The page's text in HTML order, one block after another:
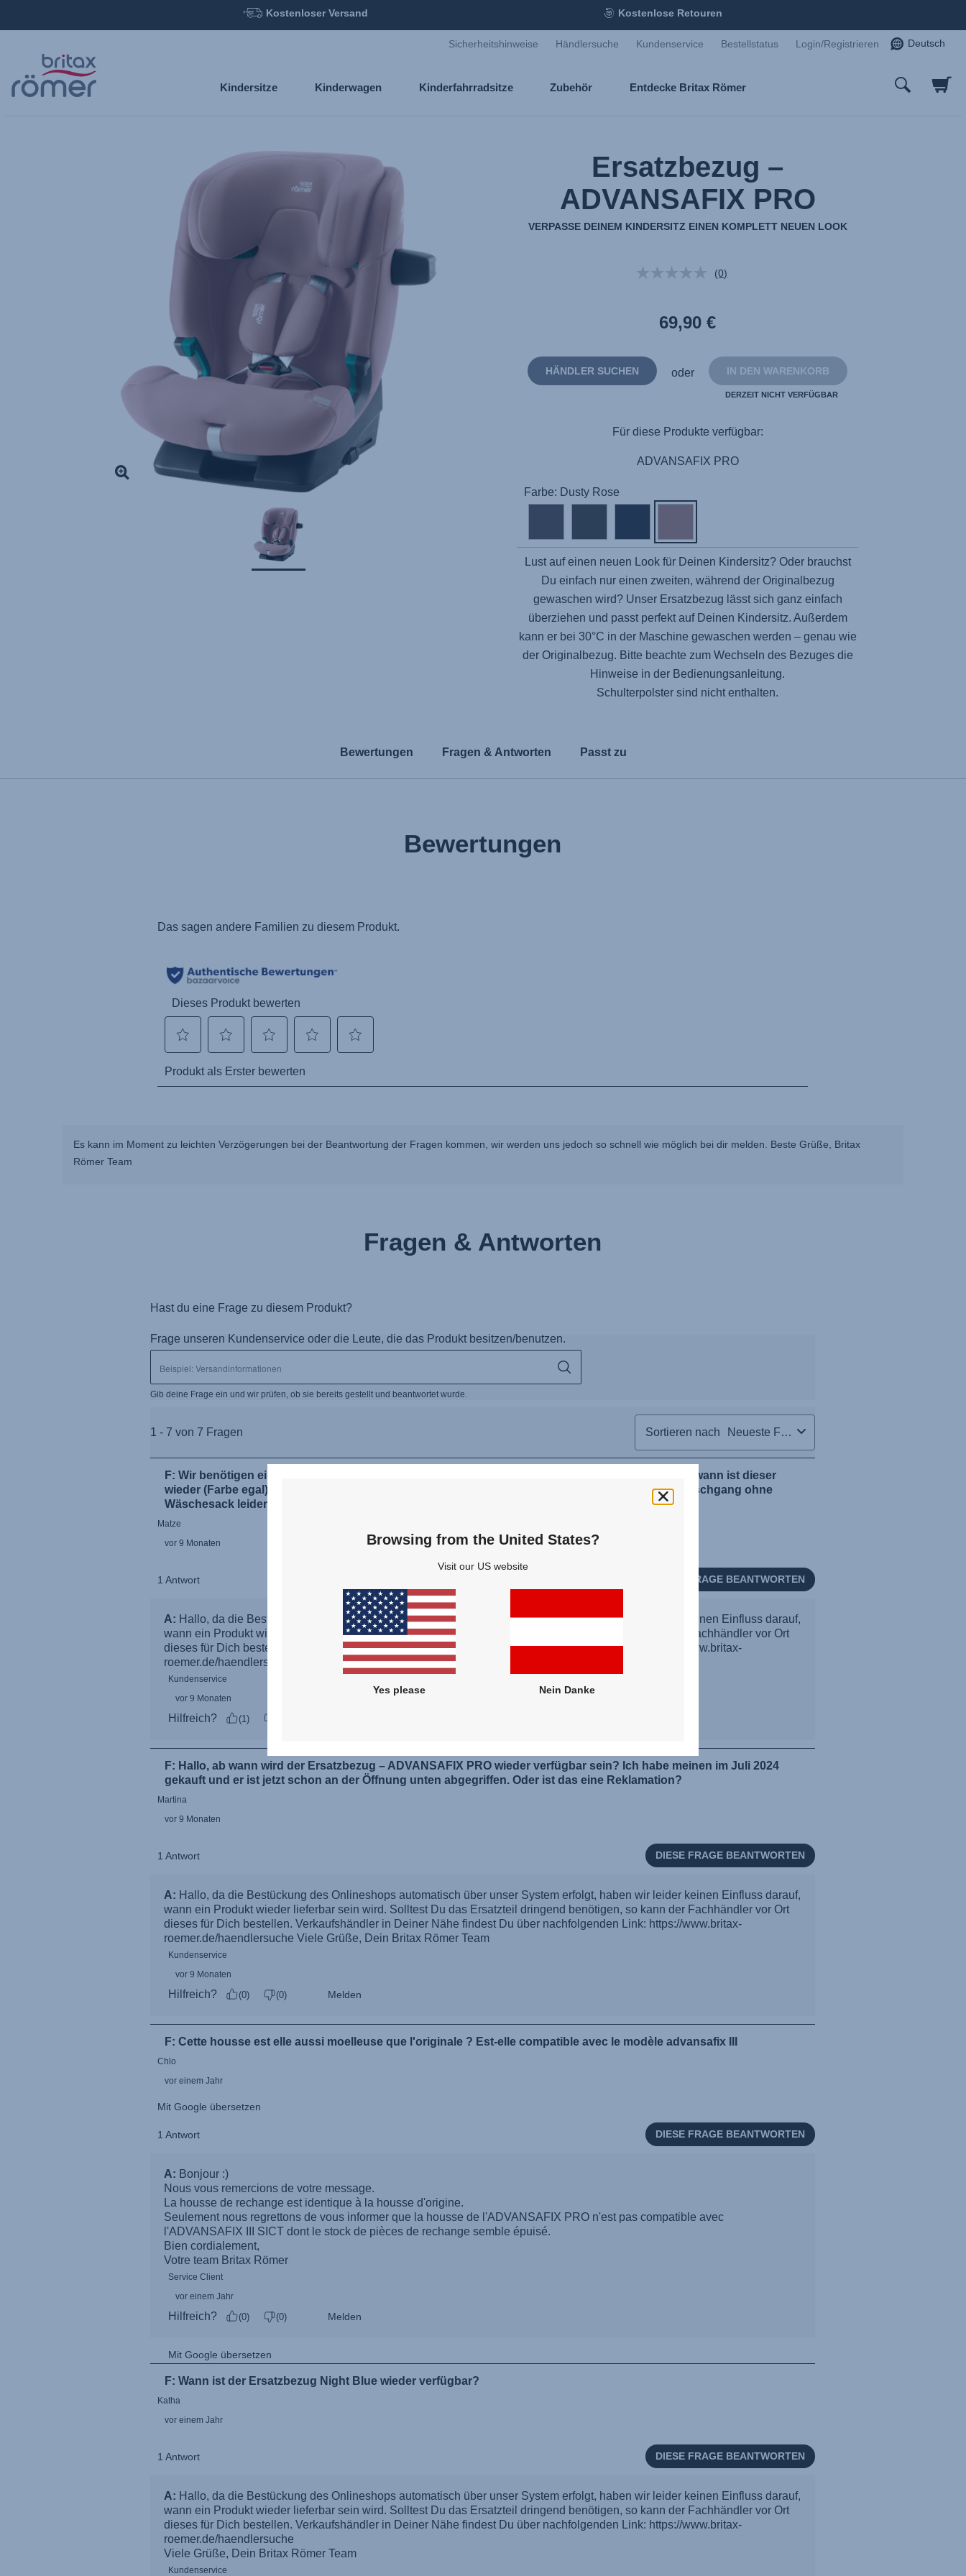
Hauptinhalt
springen
Kostenloser Versand Kostenlose Retouren
Sicherheitshinweise Händlersuche Kundenservice Bestellstatus Login/Registrieren Deutsch
Kindersitze Kinderwagen Kinderfahrradsitze Zubehör Entdecke Britax Römer
Ersatzbezug –
ADVANSAFIX PRO
VERPASSE DEINEM KINDERSITZ EINEN KOMPLETT NEUEN LOOK
Kein
derselben
(0)
69,90 €
IN DEN WARENKORB
DERZEIT NICHT VERFÜGBAR
oder
HÄNDLER SUCHEN
Für diese Produkte verfügbar:
ADVANSAFIX PRO
Farbe: Dusty Rose
Lust auf einen neuen Look für Deinen Kindersitz? Oder brauchst
Du einfach nur einen zweiten, während der Originalbezug
gewaschen wird? Unser Ersatzbezug lässt sich ganz einfach
überziehen und passt perfekt auf Deinen Kindersitz. Außerdem
kann er bei 30°C in der Maschine gewaschen werden – genau wie
der Originalbezug. Bitte beachte zum Wechseln des Bezuges die
Hinweise in der Bedienungsanleitung.
Schulterpolster sind nicht enthalten.
Bewertungen Fragen & Antworten Passt zu
Bewertungen
Es kann im Moment zu leichten Verzögerungen bei der Beantwortung der Fragen kommen, wir werden uns jedoch so schnell wie möglich bei dir melden. Beste Grüße, Britax
Römer Team
Fragen & Antworten
Browsing from the United States?
Visit our US website
Yes please Nein Danke